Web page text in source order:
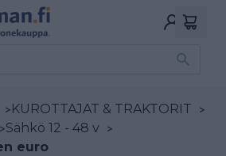
>KUROTTAJAT & TRAKTORIT >
>Sähkö 12 - 48 v >
euro